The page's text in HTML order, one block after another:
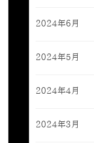
2024年6月
2024年5月
2024年4月
2024年3月